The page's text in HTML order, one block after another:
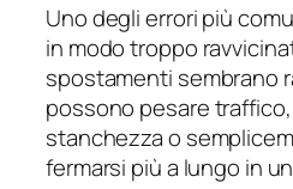
Uno degli errori più
in modo troppo
spostamenti sembrano
possono pesare
stanchezza o
fermarsi più a lungo in